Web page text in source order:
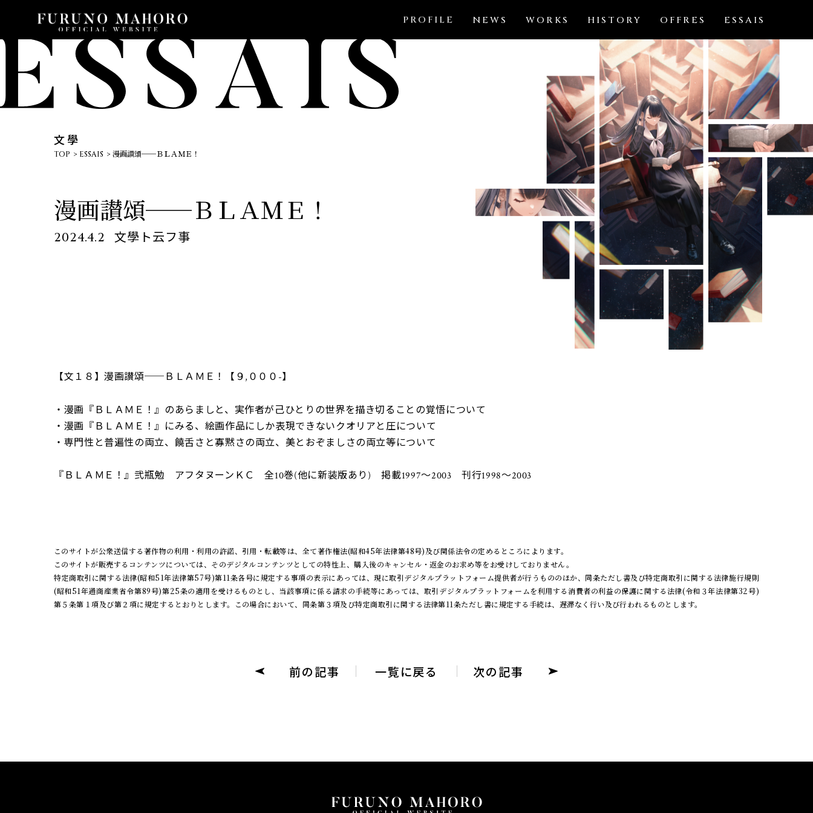
PROFILE NEWS WORKS HISTORY OFFRES ESSAIS
文學
TOP ESSAIS 漫画讃頌──ＢＬＡＭＥ！
漫画讃頌──ＢＬＡＭＥ！
2024.4.2 文學ト云フ事
【文１８】漫画讃頌──ＢＬＡＭＥ！【９,０００-】
・漫画『ＢＬＡＭＥ！』のあらましと、実作者が己ひとりの世界を描き切ることの覚悟について
・漫画『ＢＬＡＭＥ！』にみる、絵画作品にしか表現できないクオリアと圧について
・専門性と普遍性の両立、饒舌さと寡黙さの両立、美とおぞましさの両立等について
『ＢＬＡＭＥ！』弐瓶勉 アフタヌーンＫＣ 全10巻(他に新装版あり) 掲載1997～2003 刊行1998～2003
このサイトが公衆送信する著作物の利用・利用の許諾、引用・転載等は、全て著作権法(昭和45年法律第48号)及び関係法令の定めるところによります。
このサイトが販売するコンテンツについては、そのデジタルコンテンツとしての特性上、購入後のキャンセル・返金のお求め等をお受けしておりません。
特定商取引に関する法律(昭和51年法律第57号)第11条各号に規定する事項の表示にあっては、現に取引デジタルプラットフォーム提供者が行うもののほか、同条ただし書及び特定商取引に関する法律施行規則
(昭和51年通商産業省令第89号)第25条の適用を受けるものとし、当該事項に係る請求の手続等にあっては、取引デジタルプラットフォームを利用する消費者の利益の保護に関する法律(令和３年法律第32号)
第５条第１項及び第２項に規定するとおりとします。この場合において、同条第３項及び特定商取引に関する法律第11条ただし書に規定する手続は、遅滞なく行い及び行われるものとします。
前の記事 一覧に戻る 次の記事